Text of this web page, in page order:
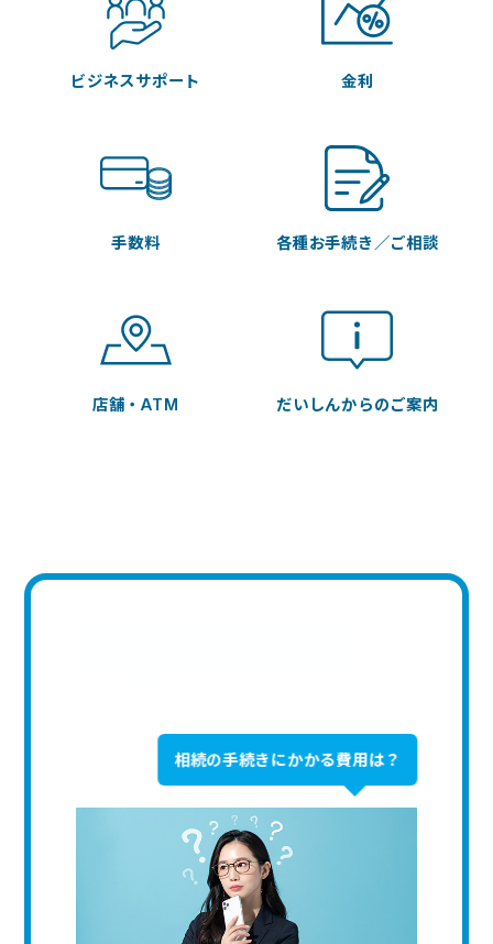
ビジネスサポート 金利
手数料 各種お手続き／ご相談
店舗・ATM だいしんからのご案内
相続の手続きにかかる費用は？